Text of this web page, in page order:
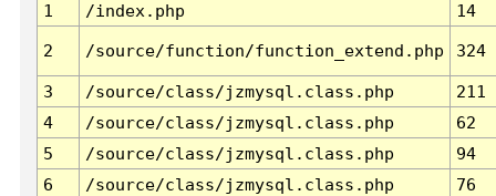
1
/index.php 14
2 /source/function/function_extend.php 324
3 /source/class/jzmysql.class.php
211
4
/source/class/jzmysql.class.php
62
5
/source/class/jzmysql.class.php
94
6
/source/class/jzmysql.class.php 76